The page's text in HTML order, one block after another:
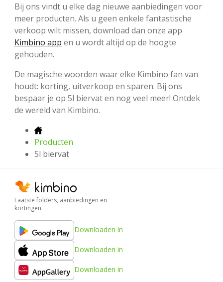
Bij ons vindt u elke dag nieuwe aanbiedingen voor
meer producten. Als u geen enkele fantastische
verkoop wilt missen, download dan onze app
Kimbino app en u wordt altijd op de hoogte
gehouden.
De magische woorden waar elke Kimbino fan van
houdt: korting, uitverkoop en sparen. Bij ons
bespaar je op 5l biervat en nog veel meer! Ontdek
de wereld van Kimbino.
Producten
5l biervat
Laatste folders, aanbiedingen en
kortingen
Downloaden in
Downloaden in
Downloaden in